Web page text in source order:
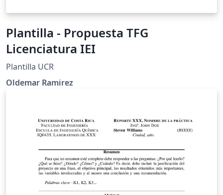
Plantilla - Propuesta TFG
Licenciatura IEI
Plantilla UCR
Oldemar Ramirez